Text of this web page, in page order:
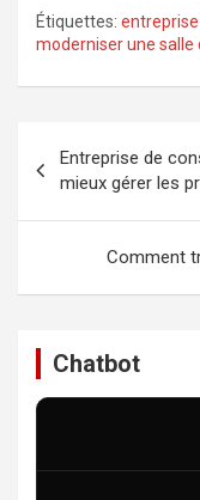
Étiquettes:
moderniser une salle
de
l’article
Entreprise de
mieux gérer les
Comment
Chatbot